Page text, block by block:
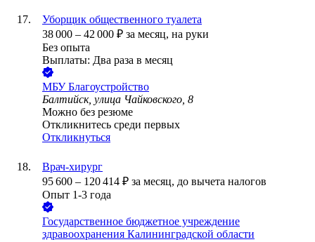
Уборщик общественного туалета
38 000 – 42 000 ₽ за месяц, на руки
Без опыта
Выплаты: Два раза в месяц
МБУ Благоустройство
Балтийск, улица Чайковского, 8
Можно без резюме
Откликнитесь среди первых
Откликнуться
Врач-хирург
95 600 – 120 414 ₽ за месяц, до вычета налогов
Опыт 1-3 года
Государственное бюджетное учреждение
здравоохранения Калининградской области